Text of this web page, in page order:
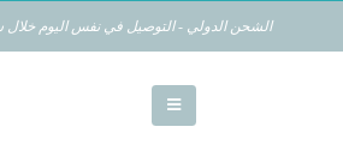
الشحن الدولي - التوصيل في نفس اليوم